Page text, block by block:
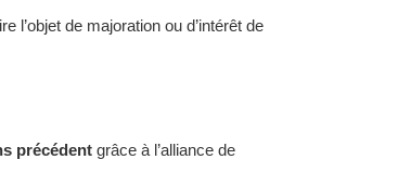
l’objet de majoration ou d’intérêt de
précédent grâce à l’alliance de